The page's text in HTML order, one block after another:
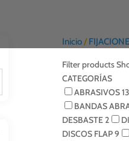
Inicio/
Filter products
CATEGORÍAS
ABRASIVOS
BANDAS
DESBASTE2
DISCOS FLAP9